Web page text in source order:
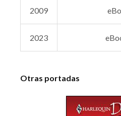
2009
2023
Otras portadas